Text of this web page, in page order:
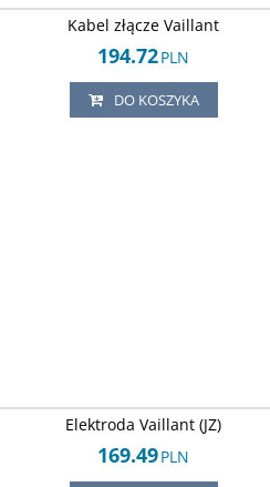
Kabel złącze Vaillant
194.72PLN
DO KOSZYKA
Elektroda Vaillant (JZ)
169.49PLN